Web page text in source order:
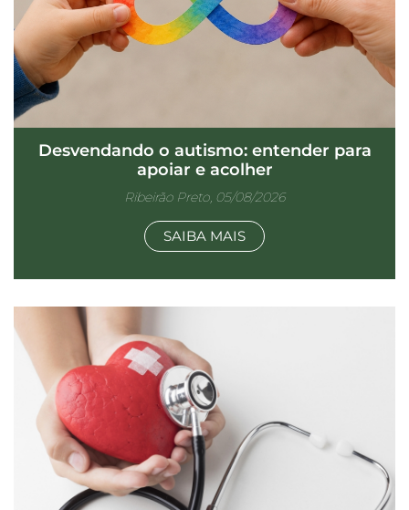
Desvendando o autismo: entender para
apoiar e acolher
Ribeirão Preto, 05/08/2026
SAIBA MAIS